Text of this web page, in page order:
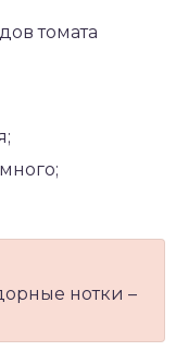
томата
нотки –